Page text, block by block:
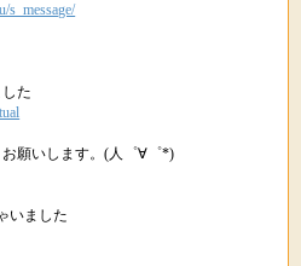
s_message/
た
願いします。(人゜∀゜*)
いました